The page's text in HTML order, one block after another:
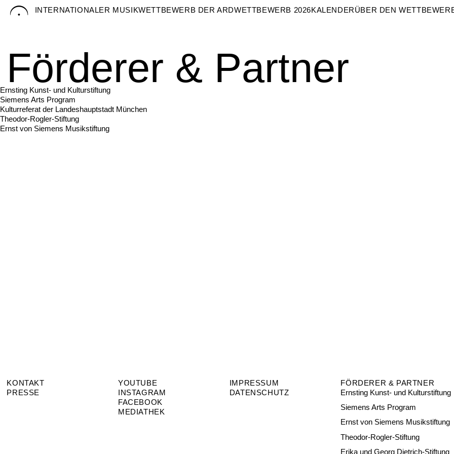
INTERNATIONALER MUSIKWETTBEWERB DER ARDWETTBEWERB 2026KALENDERÜBER DEN
Förderer & Partner
Ernsting Kunst- und Kulturstiftung
Siemens Arts Program
Kulturreferat der Landeshauptstadt München
Theodor-Rogler-Stiftung
Ernst von Siemens Musikstiftung
KONTAKT
PRESSE
YOUTUBE
INSTAGRAM
FACEBOOK
MEDIATHEK
IMPRESSUM
DATENSCHUTZ
FÖRDERER & PARTNER
Ernsting Kunst- und Kulturstiftung
Siemens Arts Program
Ernst von Siemens Musikstiftung
Theodor-Rogler-Stiftung
Erika und Georg Dietrich-Stiftung